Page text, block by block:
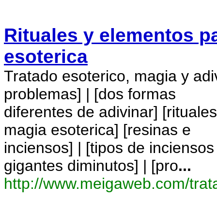
Rituales y elementos
esoterica
Tratado esoterico, magia y
problemas] | [dos formas
diferentes de adivinar]
magia esoterica] [resinas e
inciensos] | [tipos de
gigantes diminutos] | [pro...
http://www.meigaweb.com/